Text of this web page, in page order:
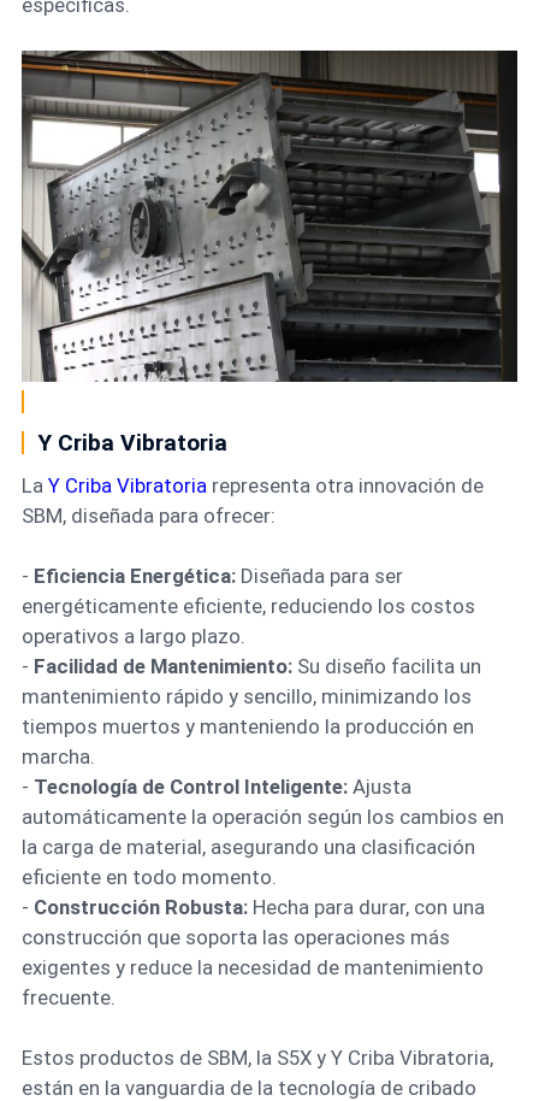
específicas.
Y Criba Vibratoria
La Y Criba Vibratoria representa otra innovación de
SBM, diseñada para ofrecer:
- Eficiencia Energética:Diseñada para ser
energéticamente eficiente, reduciendo los costos
operativos a largo plazo.
- Facilidad de Mantenimiento:Su diseño facilita un
mantenimiento rápido y sencillo, minimizando los
tiempos muertos y manteniendo la producción en
marcha.
- Tecnología de Control Inteligente:Ajusta
automáticamente la operación según los cambios en
la carga de material, asegurando una clasificación
eficiente en todo momento.
- Construcción Robusta:Hecha para durar, con una
construcción que soporta las operaciones más
exigentes y reduce la necesidad de mantenimiento
frecuente.
Estos productos de SBM, la S5X y Y Criba Vibratoria,
están en la vanguardia de la tecnología de cribado